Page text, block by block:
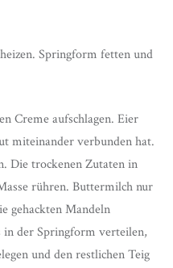
Springform fetten und
Creme aufschlagen. Eier
miteinander verbunden hat.
Die trockenen Zutaten in
rühren. Buttermilch nur
gehackten Mandeln
in der Springform verteilen,
und den restlichen Teig